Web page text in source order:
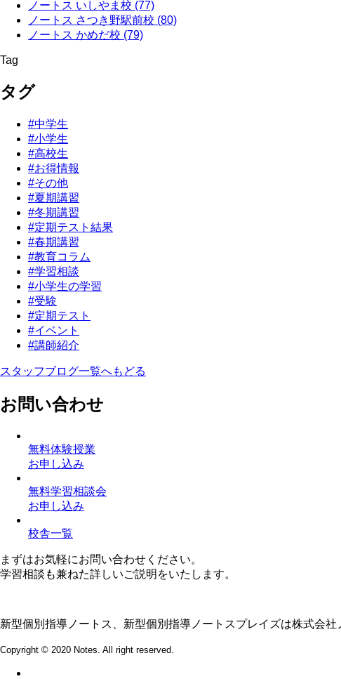
ノートス いしやま校 (77)
ノートス さつき野駅前校 (80)
ノートス かめだ校 (79)
Tag
タグ
#中学生
#小学生
#高校生
#お得情報
#その他
#夏期講習
#冬期講習
#定期テスト結果
#春期講習
#教育コラム
#学習相談
#小学生の学習
#受験
#定期テスト
#イベント
#講師紹介
スタッフブログ一覧へもどる
お問い合わせ
無料体験授業
お申し込み
無料学習相談会
お申し込み
校舎一覧
まずはお気軽にお問い合わせください。
学習相談も兼ねた詳しいご説明をいたします。
新型個別指導ノートス、新型個別指導ノートスプレイズは株式会社
Copyright © 2020 Notes. All right reserved.